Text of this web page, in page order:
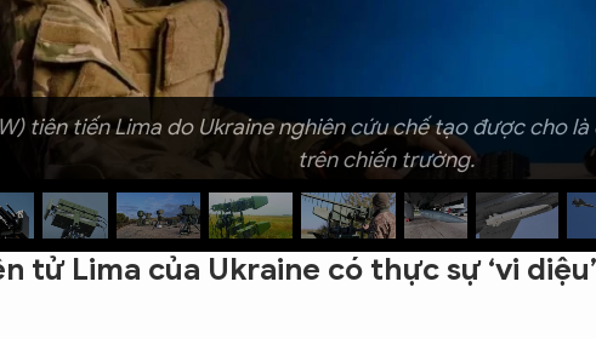
tiên tiến Lima do Ukraine nghiên cứu chế tạo được cho
trên chiến trường.
tử Lima của Ukraine có thực sự ‘vi